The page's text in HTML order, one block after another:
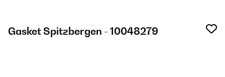
Gasket Spitzbergen - 10048279